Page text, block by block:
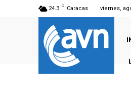
24.3 C Caracas viernes,